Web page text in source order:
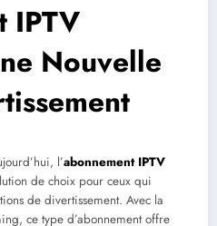
IPTV
Nouvelle
l’abonnement IPTV
de choix pour ceux qui
de divertissement. Avec la
ce type d’abonnement offre